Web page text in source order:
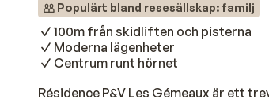
Populärt bland resesällskap: familj
100m från skidliften och pisterna
Moderna lägenheter
Centrum runt hörnet
Résidence P&V Les Gémeaux är ett